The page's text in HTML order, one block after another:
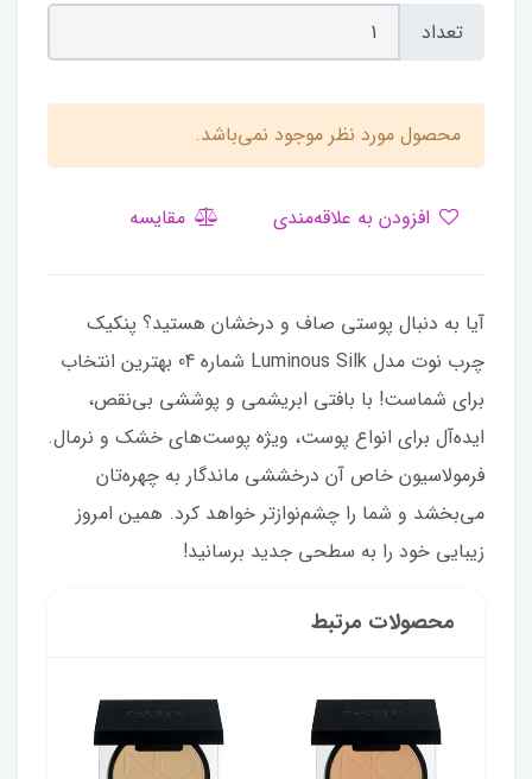
تعداد
محصول مورد نظر موجود نمی‌باشد.
مقایسه
آیا به دنبال پوستی صاف و درخشان هستید؟ پنکیک
چرب نوت مدل Luminous Silk شماره 04 بهترین انتخاب
برای شماست! با بافتی ابریشمی و پوششی بی‌نقص،
ایده‌آل برای انواع پوست، ویژه پوست‌های خشک و نرمال.
فرمولاسیون خاص آن درخششی ماندگار به چهره‌تان
می‌بخشد و شما را چشم‌نوازتر خواهد کرد. همین امروز
زیبایی خود را به سطحی جدید برسانید!
محصولات مرتبط